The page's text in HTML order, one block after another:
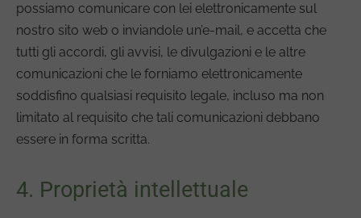
possiamo comunicare con lei elettronicamente sul
nostro sito web o inviandole un’e-mail, e accetta che
tutti gli accordi, gli avvisi, le divulgazioni e le altre
comunicazioni che le forniamo elettronicamente
soddisfino qualsiasi requisito legale, incluso ma non
limitato al requisito che tali comunicazioni debbano
essere in forma scritta.
4. Proprietà intellettuale